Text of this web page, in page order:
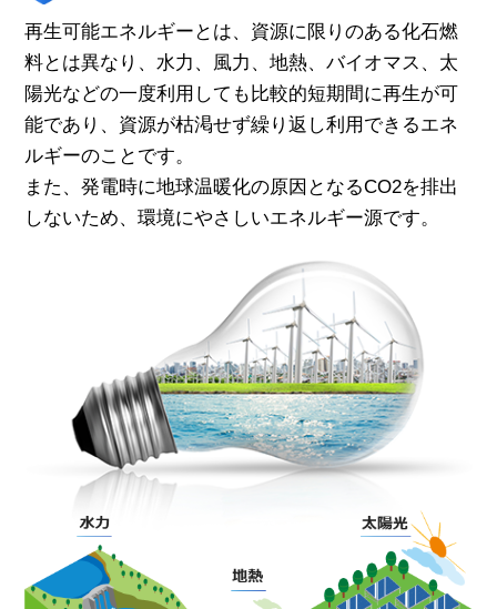
再生可能エネルギーとは、資源に限りのある化石燃
料とは異なり、水力、風力、地熱、バイオマス、太
陽光などの一度利用しても比較的短期間に再生が可
能であり、資源が枯渇せず繰り返し利用できるエネ
ルギーのことです。
また、発電時に地球温暖化の原因となるCO2を排出
しないため、環境にやさしいエネルギー源です。